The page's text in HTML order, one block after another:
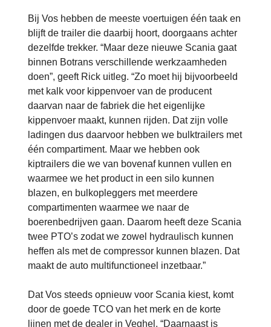
Bij Vos hebben de meeste voertuigen één taak en
blijft de trailer die daarbij hoort, doorgaans achter
dezelfde trekker. “Maar deze nieuwe Scania gaat
binnen Botrans verschillende werkzaamheden
doen”, geeft Rick uitleg. “Zo moet hij bijvoorbeeld
met kalk voor kippenvoer van de producent
daarvan naar de fabriek die het eigenlijke
kippenvoer maakt, kunnen rijden. Dat zijn volle
ladingen dus daarvoor hebben we bulktrailers met
één compartiment. Maar we hebben ook
kiptrailers die we van bovenaf kunnen vullen en
waarmee we het product in een silo kunnen
blazen, en bulkopleggers met meerdere
compartimenten waarmee we naar de
boerenbedrijven gaan. Daarom heeft deze Scania
twee PTO’s zodat we zowel hydraulisch kunnen
heffen als met de compressor kunnen blazen. Dat
maakt de auto multifunctioneel inzetbaar.”
Dat Vos steeds opnieuw voor Scania kiest, komt
door de goede TCO van het merk en de korte
lijnen met de dealer in Veghel. “Daarnaast is